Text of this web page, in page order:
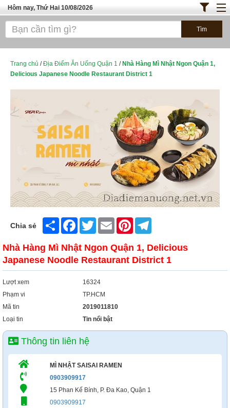
Hôm nay, Thứ Hai 10/08/2026
Trang chủ
Bánh - Đồ Ăn Vặt
TOP QUÁN ĂN
ĐỊA ĐIỂM ĂN UỐNG HÀ NỘI
Trang chủ /Địa Điểm Ăn Uống Quận 1 / Nhà Hàng Mì Nhật Ngon Quận 1,
Delicious Japanese Noodle Restaurant District 1
Chia sẻ Share FacebookTwitter Email Pinterest
Nhà Hàng Mì Nhật Ngon Quận 1, Delicious
Japanese Noodle Restaurant District 1
Lượt xem
16324
Phạm vi
TP.HCM
Mã tin
2019011810
Loại tin
Tin nổi bật
Thông tin liên hệ
MÌ NHẬT SAISAI RAMEN
0903909917
15 Phan Kế Bính, P. Đa Kao, Quận 1
0903909917